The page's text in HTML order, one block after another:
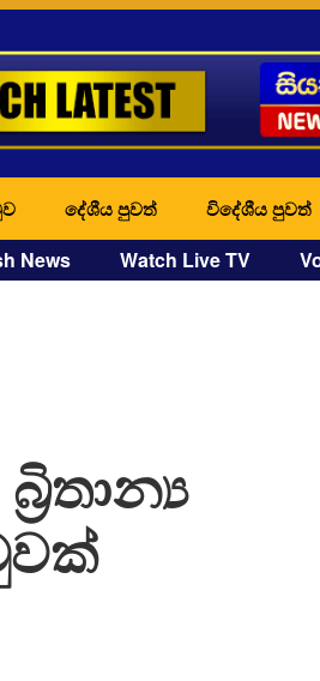
දේශීය පුවත් විදේශීය පුවත්
News Watch Live TV